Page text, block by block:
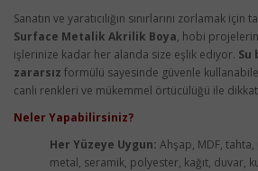
Sanatın ve yaratıcılığın sınırlarını zorlamak için
Surface Metalik Akrilik Boya, hobi
işlerinize kadar her alanda size eşlik ediyor. Su
zararsız formülü sayesinde güvenle
canlı renkleri ve mükemmel örtücülüğü ile
Neler Yapabilirsiniz?
Her Yüzeye Uygun: Ahşap, MDF,
metal, seramik, polyester, kağıt, duvar,